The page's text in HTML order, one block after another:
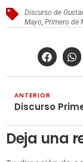
Discurso de
Mayo,Primero de
ANTERIOR
Deja una